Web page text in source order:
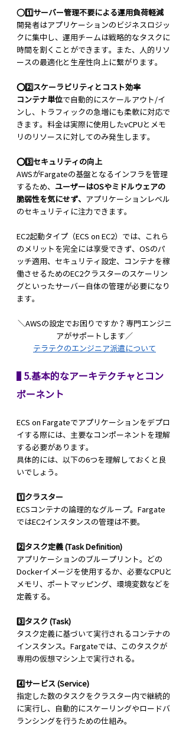
⭕ 1️⃣サーバー管理不要による運用負荷軽減
開発者はアプリケーションのビジネスロジッ
クに集中し、運用チームは戦略的なタスクに
時間を割くことができます。また、人的リソ
ースの最適化と生産性向上に繋がります。
⭕2️⃣スケーラビリティとコスト効率
コンテナ単位で自動的にスケールアウト/イ
ンし、トラフィックの急増にも柔軟に対応で
きます。料金は実際に使用したvCPUとメモ
リのリソースに対してのみ発生します。
⭕3️⃣セキュリティの向上
AWSがFargateの基盤となるインフラを管理
するため、 ユーザーはOSやミドルウェアの
脆弱性を気にせず、 アプリケーションレベル
のセキュリティに注力できます。
EC2起動タイプ（ECS on EC2）では、これら
のメリットを完全には享受できず、OSのパ
ッチ適用、セキュリティ設定、コンテナを稼
働させるためのEC2クラスターのスケーリン
グといったサーバー自体の管理が必要になり
ます。
＼AWSの設定でお困りですか？専門エンジニ
アがサポートします／
テラテクのエンジニア派遣について
5.基本的なアーキテクチャとコン
ポーネント
ECS on Fargateでアプリケーションをデプロ
イする際には、主要なコンポーネントを理解
する必要があります。
具体的には、以下の6つを理解しておくと良
いでしょう。
1️⃣クラスター
ECSコンテナの論理的なグループ。Fargate
ではEC2インスタンスの管理は不要。
2️⃣タスク定義 (Task Definition)
アプリケーションのブループリント。どの
Dockerイメージを使用するか、必要なCPUと
メモリ、ポートマッピング、環境変数などを
定義する。
3️⃣タスク (Task)
タスク定義に基づいて実行されるコンテナの
インスタンス。Fargateでは、このタスクが
専用の仮想マシン上で実行される。
4️⃣サービス (Service)
指定した数のタスクをクラスター内で継続的
に実行し、自動的にスケーリングやロードバ
ランシングを行うための仕組み。